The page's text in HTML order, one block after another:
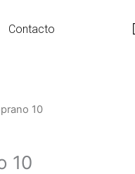
Contacto
10
10